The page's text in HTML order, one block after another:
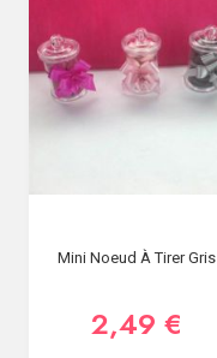
Mini Noeud À Tirer Gris
2,49 €